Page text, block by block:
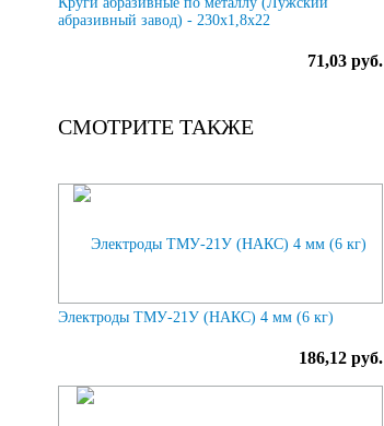
абразивный завод) - 230х1,8х22
71,03 руб.
СМОТРИТЕ ТАКЖЕ
Электроды ТМУ-21У (НАКС) 4 мм (6 кг)
186,12 руб.